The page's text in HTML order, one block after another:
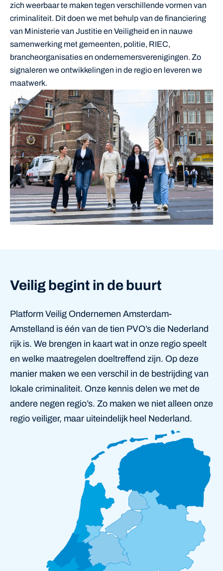
zich weerbaar te maken tegen verschillende vormen van
criminaliteit. Dit doen we met behulp van de financiering
van Ministerie van Justitie en Veiligheid en in nauwe
samenwerking met gemeenten, politie, RIEC,
brancheorganisaties en ondernemersverenigingen. Zo
signaleren we ontwikkelingen in de regio en leveren we
maatwerk.
Veilig begint in de buurt
Platform Veilig Ondernemen Amsterdam-
Amstelland is één van de tien PVO’s die Nederland
rijk is. We brengen in kaart wat in onze regio speelt
en welke maatregelen doeltreffend zijn. Op deze
manier maken we een verschil in de bestrijding van
lokale criminaliteit. Onze kennis delen we met de
andere negen regio’s. Zo maken we niet alleen onze
regio veiliger, maar uiteindelijk heel Nederland.